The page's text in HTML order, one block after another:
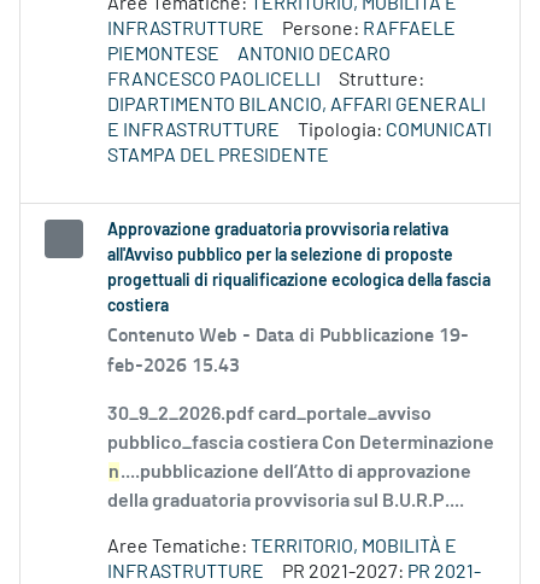
Aree Tematiche:
TERRITORIO, MOBILITÀ E
INFRASTRUTTURE
Persone: RAFFAELE
PIEMONTESE
ANTONIO DECARO
FRANCESCO PAOLICELLI
Strutture:
DIPARTIMENTO BILANCIO, AFFARI GENERALI
E INFRASTRUTTURE
Tipologia: COMUNICATI
STAMPA DEL PRESIDENTE
Approvazione graduatoria provvisoria relativa
all'Avviso pubblico per la selezione di proposte
progettuali di riqualificazione ecologica della fascia
costiera
Contenuto Web - Data di Pubblicazione 19-
feb-2026 15.43
30_9_2_2026.pdf card_portale_avviso
pubblico_fascia costiera Con Determinazione
n....pubblicazione dell’Atto di approvazione
della graduatoria provvisoria sul B.U.R.P....
Aree Tematiche: TERRITORIO, MOBILITÀ E
INFRASTRUTTURE
PR 2021-2027: PR 2021-